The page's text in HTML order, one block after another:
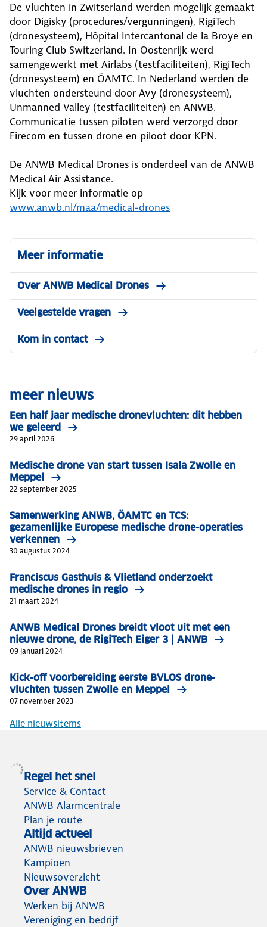
De vluchten in Zwitserland werden mogelijk gemaakt
door Digisky (procedures/vergunningen), RigiTech
(dronesysteem), Hôpital Intercantonal de la Broye en
Touring Club Switzerland. In Oostenrijk werd
samengewerkt met Airlabs (testfaciliteiten), RigiTech
(dronesysteem) en ÖAMTC. In Nederland werden de
vluchten ondersteund door Avy (dronesysteem),
Unmanned Valley (testfaciliteiten) en ANWB.
Communicatie tussen piloten werd verzorgd door
Firecom en tussen drone en piloot door KPN.
De ANWB Medical Drones is onderdeel van de ANWB
Medical Air Assistance.
Kijk voor meer informatie op
www.anwb.nl/maa/medical-drones
Meer informatie
Over ANWB Medical Drones
Veelgestelde vragen
Kom in contact
meer nieuws
Een half jaar medische dronevluchten: dit hebben
we geleerd
29 april 2026
Medische drone van start tussen Isala Zwolle en
Meppel
22 september 2025
Samenwerking ANWB, ÖAMTC en TCS:
gezamenlijke Europese medische drone-operaties
verkennen
30 augustus 2024
Franciscus Gasthuis & Vlietland onderzoekt
medische drones in regio
21 maart 2024
ANWB Medical Drones breidt vloot uit met een
nieuwe drone, de RigiTech Eiger 3 | ANWB
09 januari 2024
Kick-off voorbereiding eerste BVLOS drone-
vluchten tussen Zwolle en Meppel
07 november 2023
Alle nieuwsitems
Regel het snel
Service & Contact
ANWB Alarmcentrale
Plan je route
Altijd actueel
ANWB nieuwsbrieven
Kampioen
Nieuwsoverzicht
Over ANWB
Werken bij ANWB
Vereniging en bedrijf